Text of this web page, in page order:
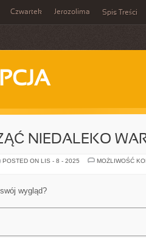
Czwartek Jerozolima Spis Treści
NIEDALEKO
POSTED ON LIS - 8 - 2025
MOŻLIWOŚĆ
wygląd?